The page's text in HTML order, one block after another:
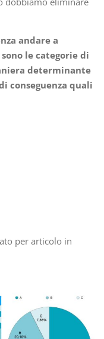
andare a
le categorie di
determinante
conseguenza quali
per articolo in